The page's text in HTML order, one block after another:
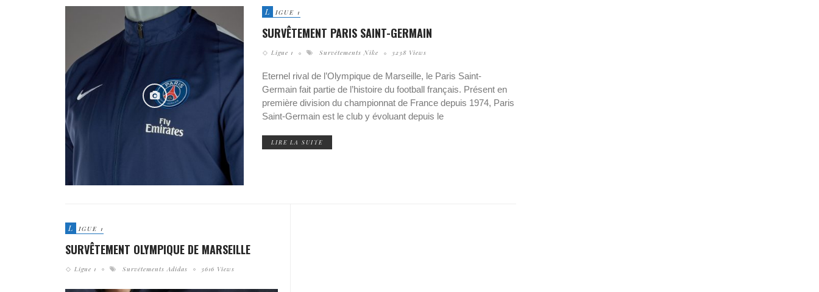
L IGUE 1
SURVÊTEMENT PARIS SAINT-GERMAIN
Ligue 1 Survêtements Nike 3238 Views
Eternel rival de l’Olympique de Marseille, le Paris Saint-
Germain fait partie de l’histoire du football français. Présent en
première division du championnat de France depuis 1974, Paris
Saint-Germain est le club y évoluant depuis le
LIRE LA SUITE
L IGUE 1
SURVÊTEMENT OLYMPIQUE DE MARSEILLE
Ligue 1 Survêtements Adidas 3616 Views